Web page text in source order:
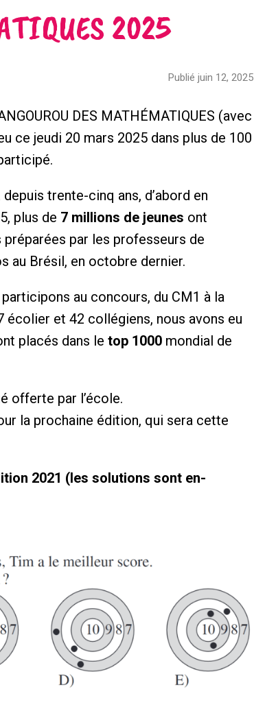
2025
Publié juin 12, 2025
DES MATHÉMATIQUES (avec
ce jeudi 20 mars 2025 dans plus de 100
trente-cinq ans, d’abord en
plus de 7 millions de jeunes ont
par les professeurs de
au Brésil, en octobre dernier.
au concours, du CM1 à la
écolier et 42 collégiens, nous avons eu
placés dans le top 1000 mondial de
offerte par l’école.
la prochaine édition, qui sera cette
2021 (les solutions sont en-